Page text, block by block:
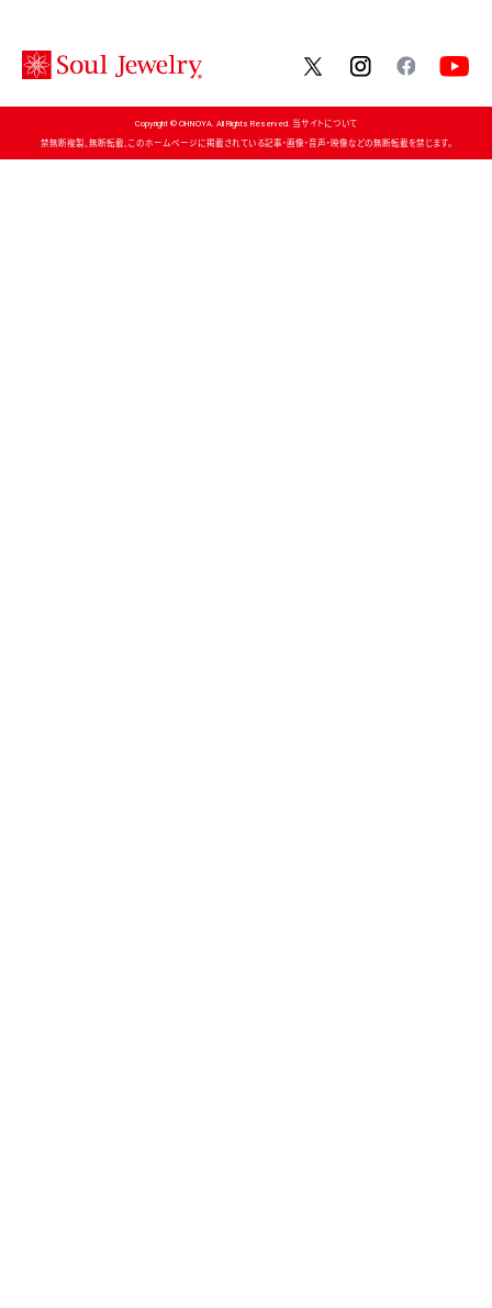
twitterinstagram
Copyright © OHNOYA. All Rights Reserved. 当サイトについて
禁無断複製、無断転載、このホームページに掲載されている記事・画像・音声・映像などの無断転載を禁じます。